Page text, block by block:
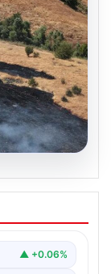
alana
▲ +0.06%